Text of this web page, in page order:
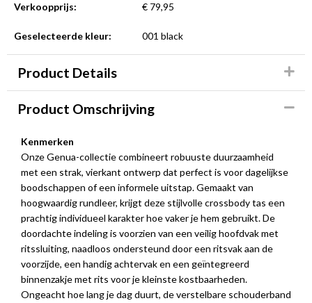
Verkoopprijs: € 79,95
Geselecteerde kleur: 001 black
Product Details
Product Omschrijving
Kenmerken
Onze Genua-collectie combineert robuuste duurzaamheid
met een strak, vierkant ontwerp dat perfect is voor dagelijkse
boodschappen of een informele uitstap. Gemaakt van
hoogwaardig rundleer, krijgt deze stijlvolle crossbody tas een
prachtig individueel karakter hoe vaker je hem gebruikt. De
doordachte indeling is voorzien van een veilig hoofdvak met
ritssluiting, naadloos ondersteund door een ritsvak aan de
voorzijde, een handig achtervak en een geïntegreerd
binnenzakje met rits voor je kleinste kostbaarheden.
Ongeacht hoe lang je dag duurt, de verstelbare schouderband